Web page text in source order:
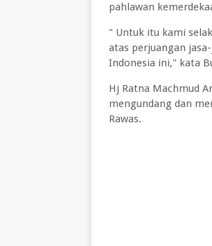
pahlawan
" Untuk itu kami
atas perjuangan
Indonesia ini," kata
Hj Ratna Machmud
mengundang dan
Rawas.